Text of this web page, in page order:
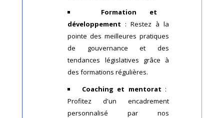
Formation et
développement : Restez à la
pointe des meilleures pratiques
de gouvernance et des
tendances législatives grâce à
des formations régulières.
Coaching et mentorat :
Profitez d'un encadrement
personnalisé par nos